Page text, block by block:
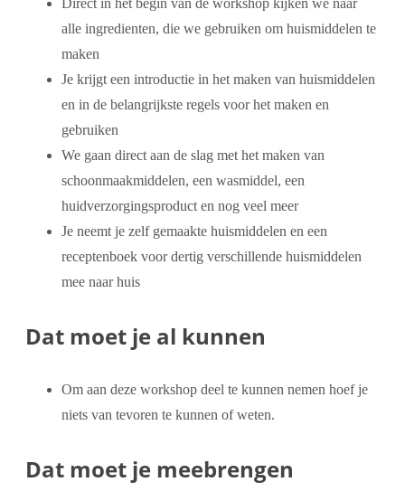
alle ingredienten, die we gebruiken om huismiddelen te
maken
Je krijgt een introductie in het maken van huismiddelen
en in de belangrijkste regels voor het maken en
gebruiken
We gaan direct aan de slag met het maken van
schoonmaakmiddelen, een wasmiddel, een
huidverzorgingsproduct en nog veel meer
Je neemt je zelf gemaakte huismiddelen en een
receptenboek voor dertig verschillende huismiddelen
mee naar huis
Dat moet je al kunnen
Om aan deze workshop deel te kunnen nemen hoef je
niets van tevoren te kunnen of weten.
Dat moet je meebrengen